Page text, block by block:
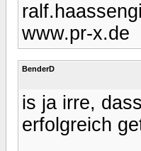
www.pr-x.de
BenderD
is ja irre,
erfolgreich